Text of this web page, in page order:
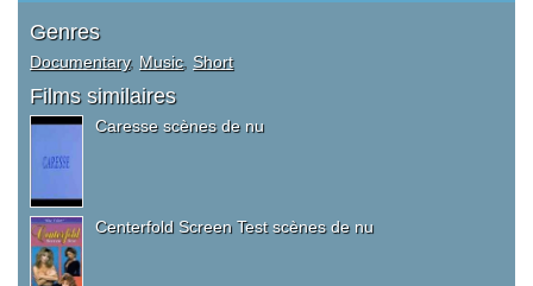
Genres
Documentary, Music, Short
Films similaires
Caresse scènes de nu
Centerfold Screen Test scènes de nu